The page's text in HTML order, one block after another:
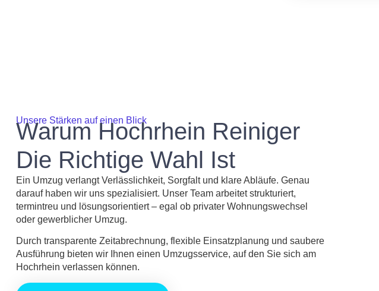
Unsere Stärken auf einen Blick
Warum Hochrhein Reiniger
Die Richtige Wahl Ist
Ein Umzug verlangt Verlässlichkeit, Sorgfalt und klare Abläufe. Genau
darauf haben wir uns spezialisiert. Unser Team arbeitet strukturiert,
termintreu und lösungsorientiert – egal ob privater Wohnungswechsel
oder gewerblicher Umzug.
Durch transparente Zeitabrechnung, flexible Einsatzplanung und saubere
Ausführung bieten wir Ihnen einen Umzugsservice, auf den Sie sich am
Hochrhein verlassen können.